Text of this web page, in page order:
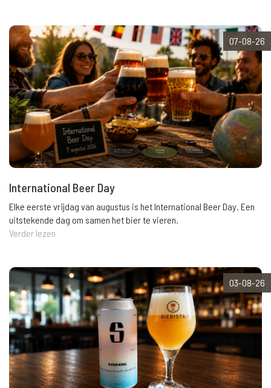
07-08-26
International Beer Day
Elke eerste vrijdag van augustus is het International Beer Day. Een
uitstekende dag om samen het bier te vieren.
Verder lezen
03-08-26